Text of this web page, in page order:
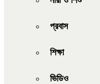
প্রবাস
শিক্ষা
ভিডিও